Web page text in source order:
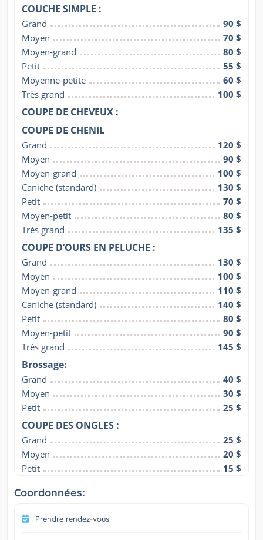
COUCHE SIMPLE :
Grand
90 $
Moyen
70 $
Moyen-grand
80 $
Petit
55 $
Moyenne-petite
60 $
Très grand
100 $
COUPE DE CHEVEUX :
COUPE DE CHENIL
Grand
120 $
Moyen
90 $
Moyen-grand
100 $
Caniche (standard)
130 $
Petit
70 $
Moyen-petit
80 $
Très grand
135 $
COUPE D’OURS EN PELUCHE :
Grand
130 $
Moyen
100 $
Moyen-grand
110 $
Caniche (standard)
140 $
Petit
80 $
Moyen-petit
90 $
Très grand
145 $
Brossage:
Grand
40 $
Moyen
30 $
Petit
25 $
COUPE DES ONGLES :
Grand
25 $
Moyen
20 $
Petit
15 $
Coordonnées:
Prendre rendez-vous